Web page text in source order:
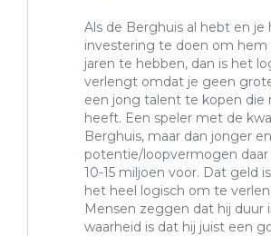
Als de Berghuis al hebt en
investering te doen om
jaren te hebben, dan is het
verlengt omdat je geen
een jong talent te kopen die
heeft. Een speler met de
Berghuis, maar dan jonger
potentie/loopvermogen
10-15 miljoen voor. Dat geld
het heel logisch om te
Mensen zeggen dat hij duur
waarheid is dat hij juist een